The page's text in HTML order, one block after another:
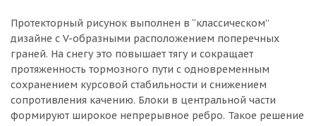
Протекторный рисунок выполнен в “классическом”
дизайне с V-образными расположением поперечных
граней. На снегу это повышает тягу и сокращает
протяженность тормозного пути с одновременным
сохранением курсовой стабильности и снижением
сопротивления качению. Блоки в центральной части
формируют широкое непрерывное ребро. Такое решение